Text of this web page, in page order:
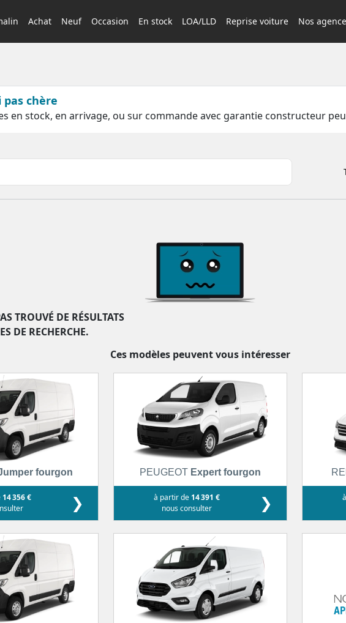
Achat Neuf Occasion En stock LOA/LLD Reprise voiture Nos
chère
en stock, en arrivage, ou sur commande avec garantie constructeur
TROUVÉ DE RÉSULTATS
DE RECHERCHE.
Ces modèles peuvent vous intéresser
fourgon
14 356 €
❯
PEUGEOT Expert fourgon
à partir de 14 391 €
nous consulter
❯